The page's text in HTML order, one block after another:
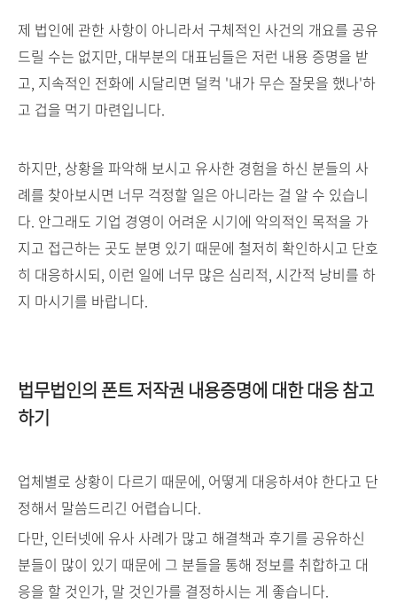
제 법인에 관한 사항이 아니라서 구체적인 사건의 개요를 공유
드릴 수는 없지만, 대부분의 대표님들은 저런 내용 증명을 받
고, 지속적인 전화에 시달리면 덜컥 '내가 무슨 잘못을 했나'하
고 겁을 먹기 마련입니다.
하지만, 상황을 파악해 보시고 유사한 경험을 하신 분들의 사
례를 찾아보시면 너무 걱정할 일은 아니라는 걸 알 수 있습니
다. 안그래도 기업 경영이 어려운 시기에 악의적인 목적을 가
지고 접근하는 곳도 분명 있기 때문에 철저히 확인하시고 단호
히 대응하시되, 이런 일에 너무 많은 심리적, 시간적 낭비를 하
지 마시기를 바랍니다.
법무법인의 폰트 저작권 내용증명에 대한 대응 참고
하기
업체별로 상황이 다르기 때문에, 어떻게 대응하셔야 한다고 단
정해서 말씀드리긴 어렵습니다.
다만, 인터넷에 유사 사례가 많고 해결책과 후기를 공유하신
분들이 많이 있기 때문에 그 분들을 통해 정보를 취합하고 대
응을 할 것인가, 말 것인가를 결정하시는 게 좋습니다.